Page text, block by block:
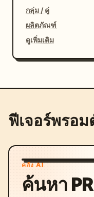
กลุ่ม / คู่
ผลิตภัณฑ์
ดูเพิ่มเติม
ฟีเจอร์พรอม
คลัง AI
ค้นหา